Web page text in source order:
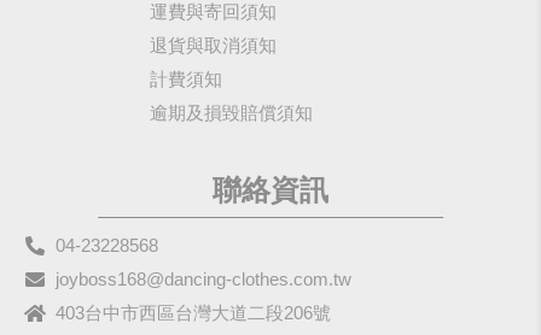
運費與寄回須知
退貨與取消須知
計費須知
逾期及損毀賠償須知
聯絡資訊
04-23228568
joyboss168@dancing-clothes.com.tw
403台中市西區台灣大道二段206號